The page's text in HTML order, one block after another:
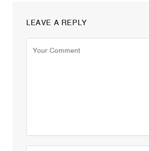
LEAVE A REPLY